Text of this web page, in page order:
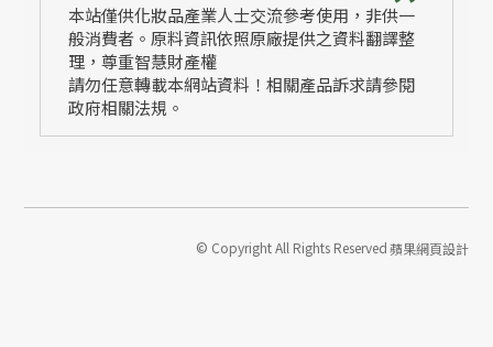
本站僅供化妝品產業人士交流參考使用，非供一
般消費者。原料資訊依照原廠提供之資料翻譯整
理，尊重智慧財產權
請勿任意轉載本網站資料！相關產品訴求請參閱
政府相關法規。
© Copyright All Rights Reserved蘋果網頁設計